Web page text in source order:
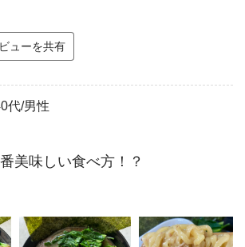
ューを共有
代/男性
美味しい食べ方！？